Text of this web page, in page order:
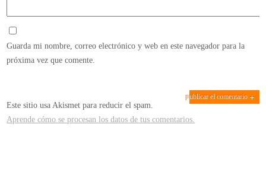
Guarda mi nombre, correo electrónico y web en este navegador para la
próxima vez que comente.
Este sitio usa Akismet para reducir el spam.
Aprende cómo se procesan los datos de tus comentarios.